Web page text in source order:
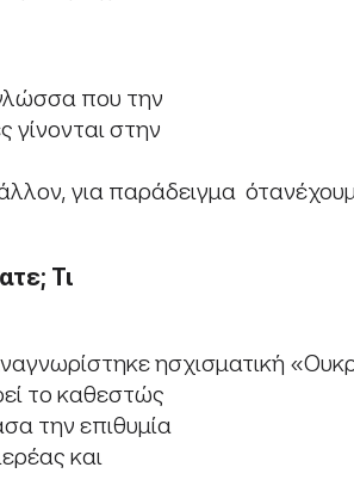
που την
γίνονται στην
για παράδειγμα
Τι
ησχισματική
το καθεστώς
την επιθυμία
και